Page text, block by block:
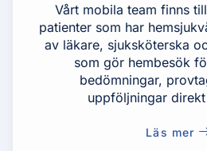
Vårt mobila team finns
patienter som har
av läkare, sjuksköterska
som gör hembesök
bedömningar,
uppföljningar
Läs mer